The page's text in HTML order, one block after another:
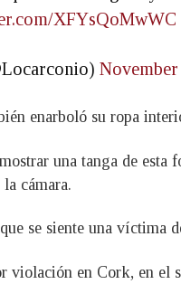
XFYsQoMwWC
enarboló su ropa
una tanga de
cámara.
se siente una
en Cork, en el